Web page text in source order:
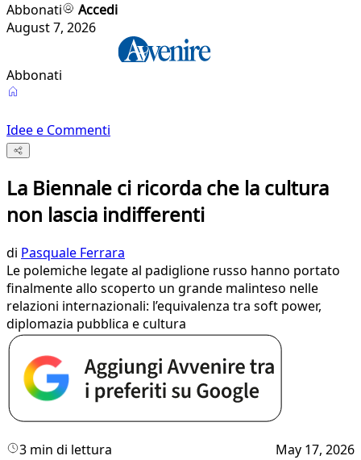
Abbonati
Accedi
August 7, 2026
Abbonati
Idee e Commenti
La Biennale ci ricorda che la cultura
non lascia indifferenti
di Pasquale Ferrara
Le polemiche legate al padiglione russo hanno portato
finalmente allo scoperto un grande malinteso nelle
relazioni internazionali: l’equivalenza tra soft power,
diplomazia pubblica e cultura
3 min di lettura May 17, 2026